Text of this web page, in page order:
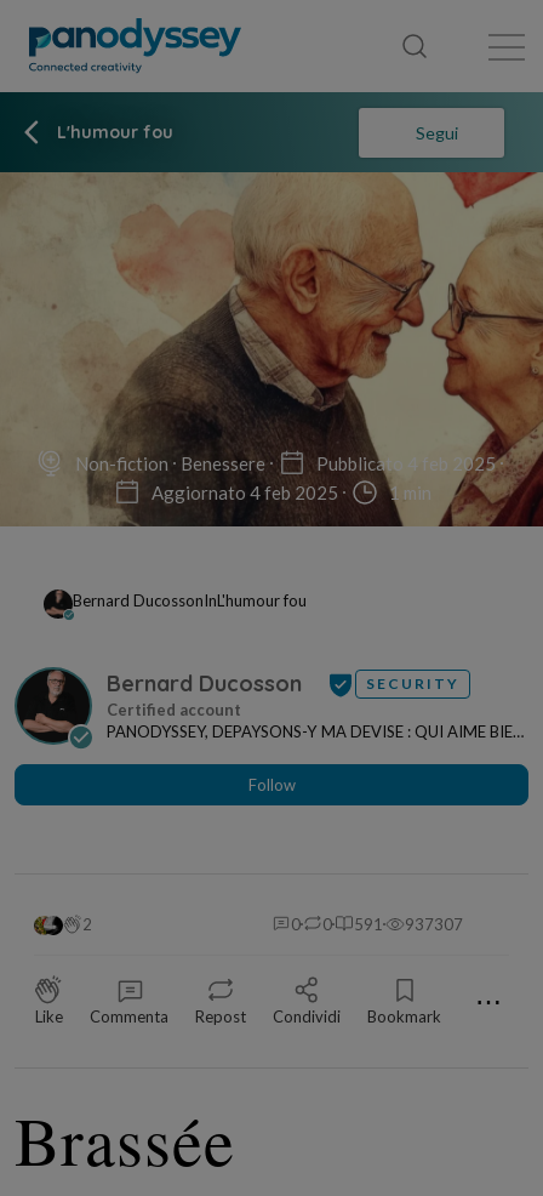
L'humour fou Segui
Non-fiction Benessere
Pubblicato 4 feb 2025
Aggiornato 4 feb 2025
1 min
Bernard DucossonInL'humour fou
Bernard Ducosson SECURITY
PANODYSSEY, DEPAYSONS-Y MA DEVISE : QUI AIME BIEN,
Follow
2 0 0 591 937307
Like Commenta Repost Condividi Bookmark ⋯
Brassée